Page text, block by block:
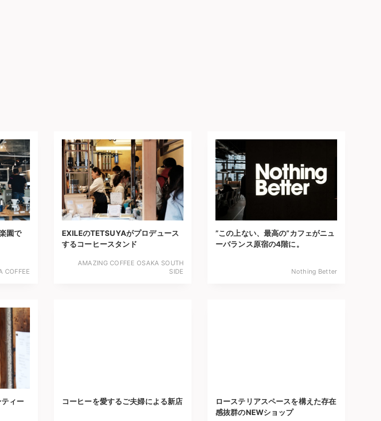
園で
COFFEE
EXILEのTETSUYAがプロデュース
するコーヒースタンド
AMAZING COFFEE OSAKA SOUTH
SIDE
”この上ない、最高の”カフェがニュ
ーバランス原宿の4階に。
Nothing Better
ィー
コーヒーを愛するご夫婦による新店
ローステリアスペースを構えた存在
感抜群のNEWショップ